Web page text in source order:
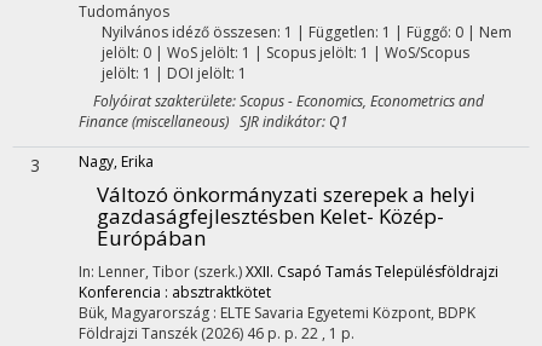
Tudományos
Nyilvános idéző összesen: 1 | Független: 1 | Függő: 0 | Nem
jelölt: 0 | WoS jelölt: 1 | Scopus jelölt: 1 | WoS/Scopus
jelölt: 1 | DOI jelölt: 1
Folyóirat szakterülete: Scopus - Economics, Econometrics and
Finance (miscellaneous) SJR indikátor: Q1
3 Nagy, Erika
Változó önkormányzati szerepek a helyi
gazdaságfejlesztésben Kelet- Közép-
Európában
In: Lenner, Tibor (szerk.)XXII. Csapó Tamás Településföldrajzi
Konferencia : absztraktkötet
Bük, Magyarország : ELTE Savaria Egyetemi Központ, BDPK
Földrajzi Tanszék (2026) 46 p. p. 22 , 1 p.